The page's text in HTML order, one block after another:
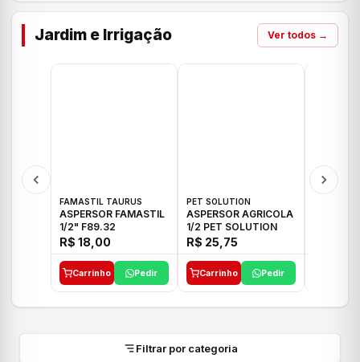
Jardim e Irrigação Ver todos →
FAMASTIL TAURUS
ASPERSOR FAMASTIL
1/2" F89.32
R$ 18,00
Carrinho Pedir
PET SOLUTION
ASPERSOR AGRICOLA
1/2 PET SOLUTION
R$ 25,75
Carrinho Pedir
Filtrar por categoria